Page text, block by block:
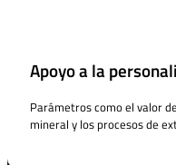
Apoyo a la
Parámetros como el valor
mineral y los procesos de